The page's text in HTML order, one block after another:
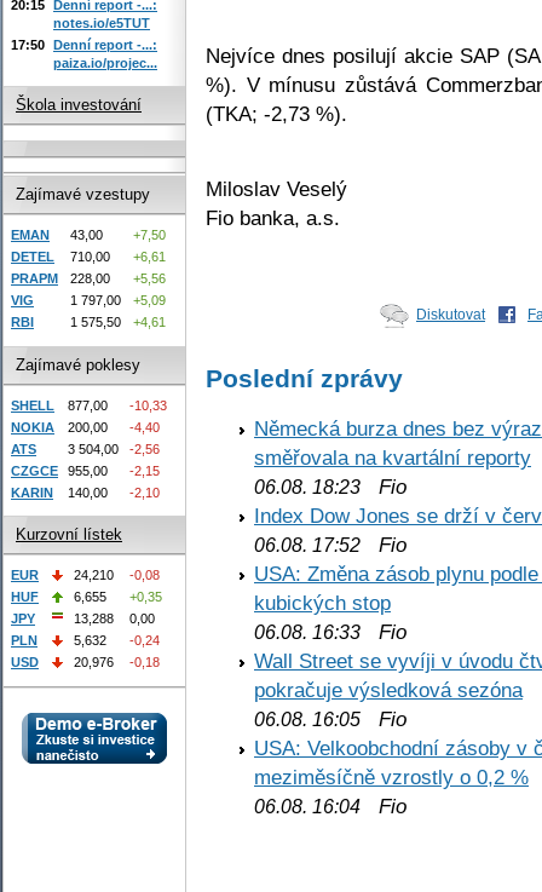
Nejvíce dnes posilují akcie SAP
%). V mínusu zůstává
(TKA; -2,73 %).
Miloslav Veselý
Fio banka, a.s.
Diskutovat
Poslední zprávy
Německá burza dnes bez
směřovala na kvartální reporty
06.08. 18:23 Fio
Index Dow Jones se drží v
06.08. 17:52 Fio
USA: Změna zásob plynu
kubických stop
06.08. 16:33 Fio
Wall Street se vyvíji v úvodu
pokračuje výsledková sezóna
06.08. 16:05 Fio
USA: Velkoobchodní zásoby v
meziměsíčně vzrostly o 0,2 %
06.08. 16:04 Fio
20:15 Denní report -...:
notes.io/e5TUT
17:50 Denní report -...:
paiza.io/projec...
Škola investování
Zajímavé vzestupy
EMAN 43,00
+7,50
DETEL
710,00
+6,61
PRAPM
228,00
+5,56
VIG
1 797,00
+5,09
RBI
1 575,50 +4,61
Zajímavé poklesy
SHELL 877,00
-10,33
NOKIA
200,00
-4,40
ATS
3 504,00
-2,56
CZGCE
955,00
-2,15
KARIN
140,00 -2,10
Kurzovní lístek
EUR 24,210
-0,08
HUF
6,655
+0,35
JPY
13,288
0,00
PLN
5,632
-0,24
USD
20,976 -0,18